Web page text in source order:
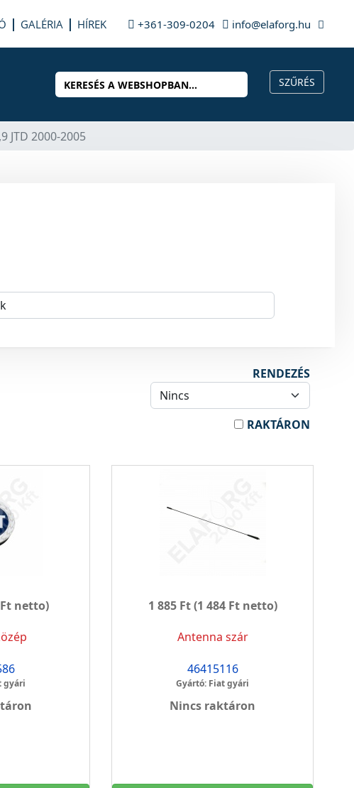
GALÉRIA HÍREK +361-309-0204 info@elaforg.hu
JTD 2000-2005
RENDEZÉS
RAKTÁRON
netto)
gyári
1 885 Ft(1 484 Ft netto)
Antenna szár
46415116
Gyártó: Fiat gyári
Nincs raktáron